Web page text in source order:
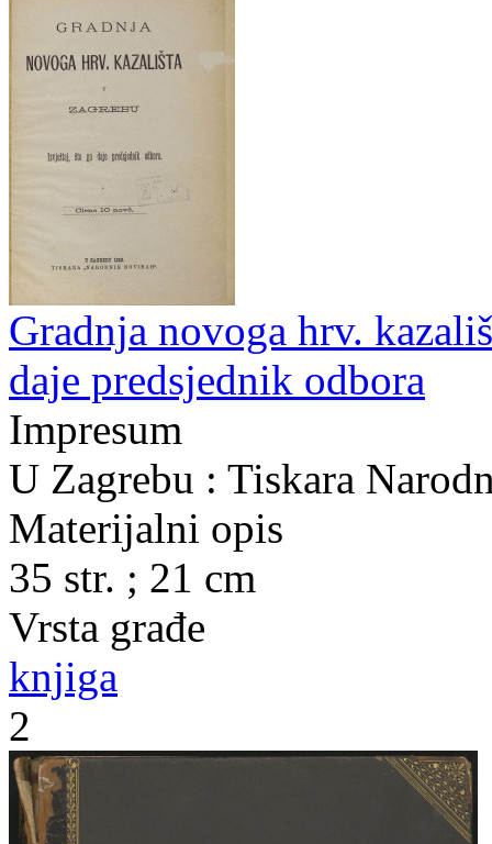
Gradnja novoga hrv.
daje predsjednik odbora
Impresum
U Zagrebu : Tiskara
Materijalni opis
35 str. ; 21 cm
Vrsta građe
knjiga
2